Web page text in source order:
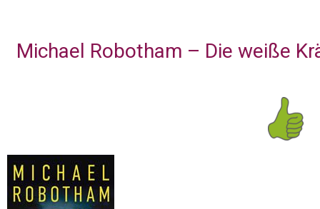
Michael Robotham – Die weiße